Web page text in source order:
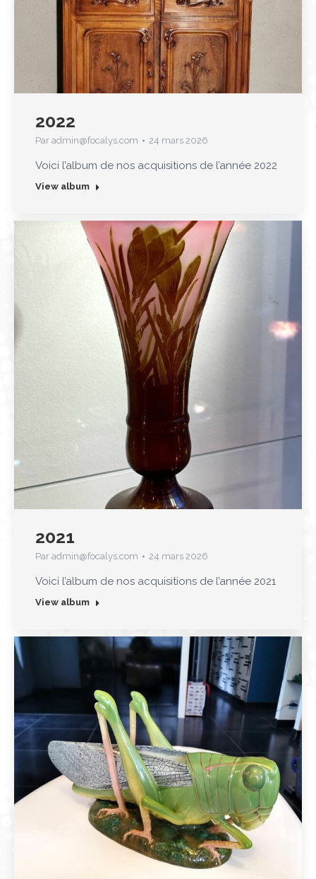
2022
Par admin@focalys.com 24 mars 2026
Voici l’album de nos acquisitions de l’année 2022
View album
2021
Par admin@focalys.com 24 mars 2026
Voici l’album de nos acquisitions de l’année 2021
View album